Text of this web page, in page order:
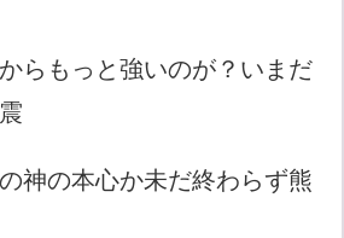
らもっと強いのが？いまだ
神の本心か未だ終わらず熊